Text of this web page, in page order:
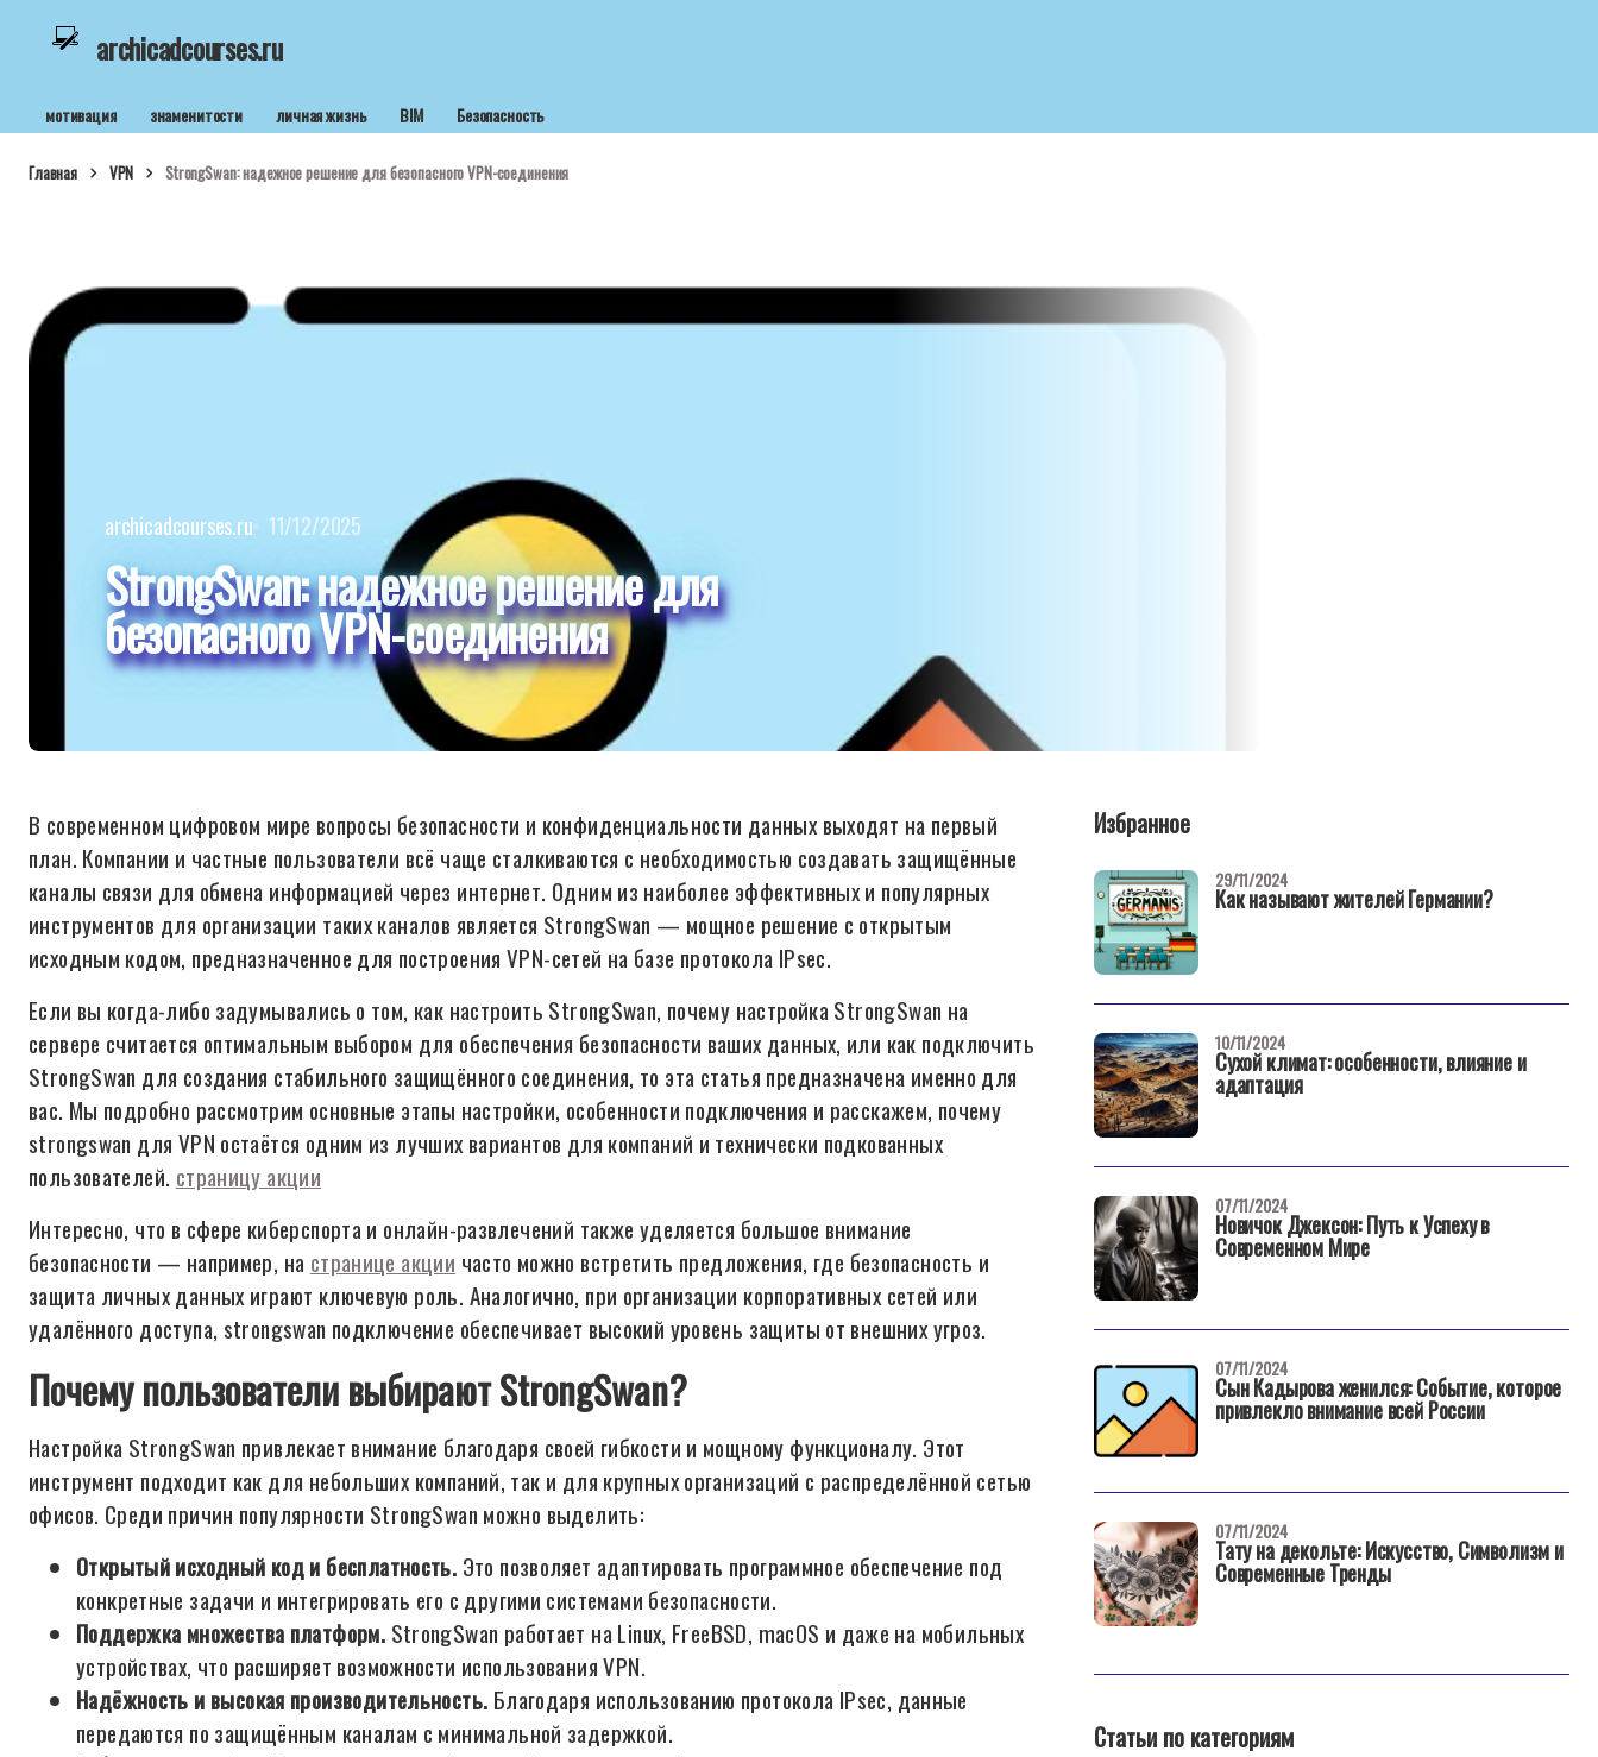
archicadcourses.ru
мотивация знаменитости личная жизнь BIM Безопасность
Главная VPN StrongSwan: надежное решение для безопасного VPN-соединения
archicadcourses.ru 11/12/2025
StrongSwan: надежное решение для
безопасного VPN-соединения
В современном цифровом мире вопросы безопасности и конфиденциальности данных выходят на первый
план. Компании и частные пользователи всё чаще сталкиваются с необходимостью создавать защищённые
каналы связи для обмена информацией через интернет. Одним из наиболее эффективных и популярных
инструментов для организации таких каналов является StrongSwan — мощное решение с открытым
исходным кодом, предназначенное для построения VPN-сетей на базе протокола IPsec.
Если вы когда-либо задумывались о том, как настроить StrongSwan, почему настройка StrongSwan на
сервере считается оптимальным выбором для обеспечения безопасности ваших данных, или как подключить
StrongSwan для создания стабильного защищённого соединения, то эта статья предназначена именно для
вас. Мы подробно рассмотрим основные этапы настройки, особенности подключения и расскажем, почему
strongswan для VPN остаётся одним из лучших вариантов для компаний и технически подкованных
пользователей. страницу акции
Интересно, что в сфере киберспорта и онлайн-развлечений также уделяется большое внимание
безопасности — например, на странице акции часто можно встретить предложения, где безопасность и
защита личных данных играют ключевую роль. Аналогично, при организации корпоративных сетей или
удалённого доступа, strongswan подключение обеспечивает высокий уровень защиты от внешних угроз.
Почему пользователи выбирают StrongSwan?
Настройка StrongSwan привлекает внимание благодаря своей гибкости и мощному функционалу. Этот
инструмент подходит как для небольших компаний, так и для крупных организаций с распределённой сетью
офисов. Среди причин популярности StrongSwan можно выделить:
Открытый исходный код и бесплатность. Это позволяет адаптировать программное обеспечение под
конкретные задачи и интегрировать его с другими системами безопасности.
Поддержка множества платформ. StrongSwan работает на Linux, FreeBSD, macOS и даже на мобильных
устройствах, что расширяет возможности использования VPN.
Надёжность и высокая производительность. Благодаря использованию протокола IPsec, данные
передаются по защищённым каналам с минимальной задержкой.
Избранное
Как называют жителей Германии?
29/11/2024
Сухой климат: особенности, влияние и
адаптация
10/11/2024
Новичок Джексон: Путь к Успеху в
Современном Мире
07/11/2024
Сын Кадырова женился: Событие, которое
привлекло внимание всей России
07/11/2024
Тату на декольте: Искусство, Символизм и
Современные Тренды
07/11/2024
Статьи по категориям